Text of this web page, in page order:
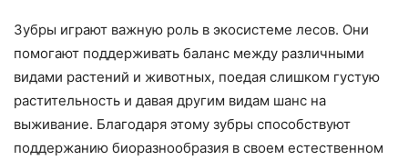
Зубры играют важную роль в экосистеме лесов. Они
помогают поддерживать баланс между различными
видами растений и животных, поедая слишком густую
растительность и давая другим видам шанс на
выживание. Благодаря этому зубры способствуют
поддержанию биоразнообразия в своем естественном